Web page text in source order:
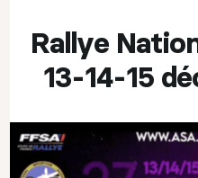
Rallye
13-14-15